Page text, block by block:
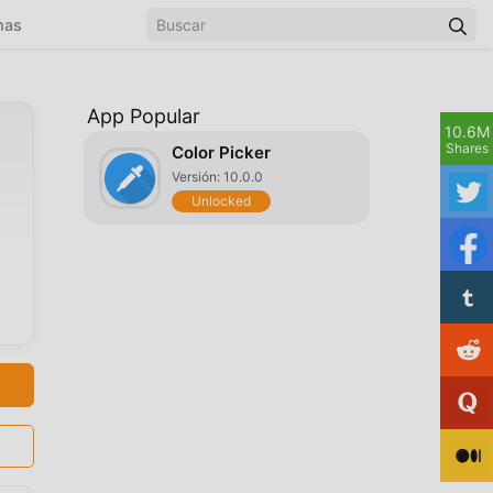
App Popular
Color Picker
Versión: 10.0.0
Unlocked
10.6M
Shares